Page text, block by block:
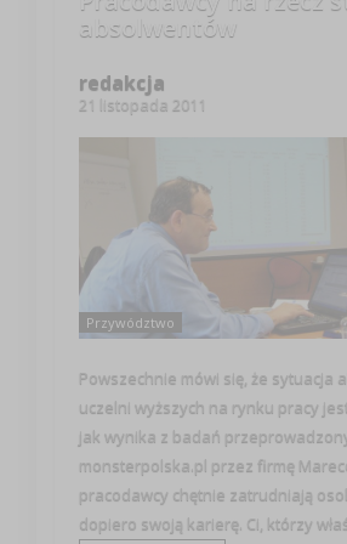
absolwentów
redakcja
21 listopada 2011
Przywództwo
Powszechnie mówi się, że sytuacja
uczelni wyższych na rynku pracy
jak wynika z badań
monsterpolska.pl przez firmę
pracodawcy chętnie zatrudniają
dopiero swoją karierę. Ci, którzy